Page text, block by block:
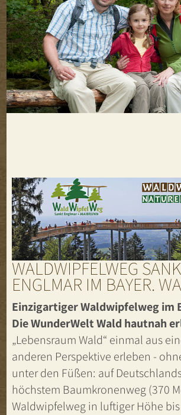
WALDWIPFELWEG
ENGLMAR IM BAYER.
Einzigartiger Waldwipfelweg im
Die WunderWelt Wald hautnah
„Lebensraum Wald“ einmal aus
anderen Perspektive erleben -
unter den Füßen: auf
höchstem Baumkronenweg (370
Waldwipfelweg in luftiger Höhe bis